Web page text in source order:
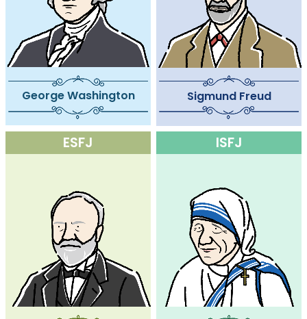
George Washington Sigmund Freud
ESFJ ISFJ